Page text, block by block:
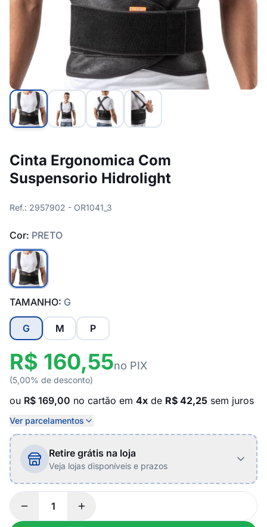
Cinta Ergonomica Com
Suspensorio Hidrolight
Ref.: 2957902 - OR1041_3
Cor: PRETO
TAMANHO: G
G M P
R$ 160,55no PIX
(5,00% de desconto)
ou R$ 169,00 no cartão em 4x de R$ 42,25 sem juros
Ver parcelamentos
Retire grátis na loja
Veja lojas disponíveis e prazos